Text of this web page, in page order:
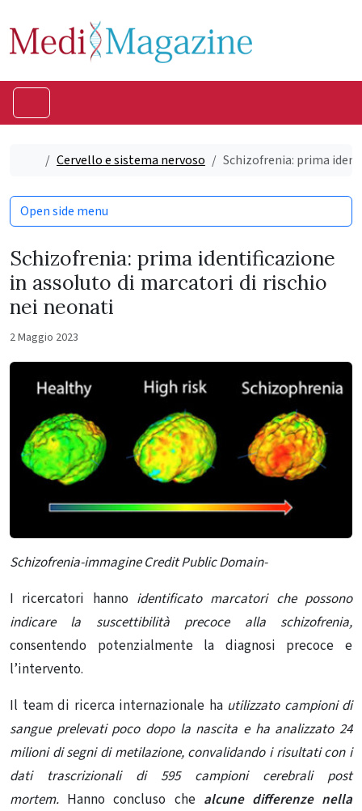
Home
Cervello e sistema nervoso Schizofrenia: prima
Schizofrenia: prima identificazione
in assoluto di marcatori di rischio
nei neonati
2 Maggio 2023
Schizofrenia-immagine Credit Public Domain-
I ricercatori hanno identificato marcatori che possono
indicare la suscettibilità precoce alla schizofrenia,
consentendo potenzialmente la diagnosi precoce e
l’intervento.
Il team di ricerca internazionale hautilizzato campioni di
sangue prelevati poco dopo la nascita e ha analizzato 24
milioni di segni di metilazione, convalidando i risultati con i
dati trascrizionali di 595 campioni cerebrali post
mortem. Hanno concluso che alcune differenze nella
Open side menu